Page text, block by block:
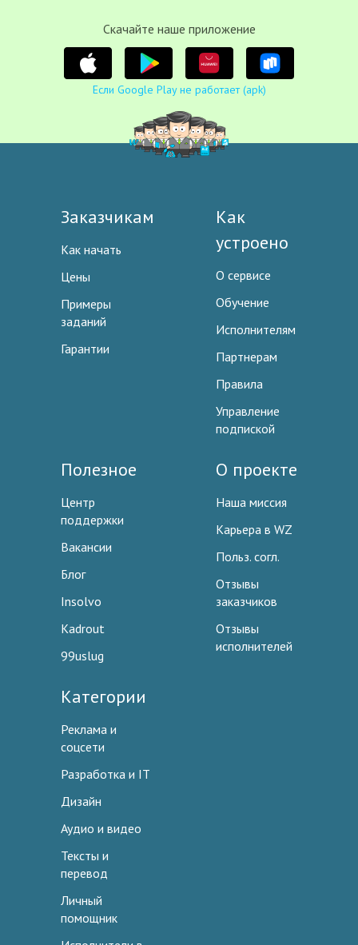
Cкачайте наше приложение
Если Google Play не работает (apk)
Заказчикам
Как начать
Цены
Примеры
заданий
Гарантии
Как
устроено
О сервисе
Обучение
Исполнителям
Партнерам
Правила
Управление
подпиской
Полезное
Центр
поддержки
Вакансии
Блог
Insolvo
Kadrout
99uslug
О проекте
Наша миссия
Карьера в WZ
Польз. согл.
Отзывы
заказчиков
Отзывы
исполнителей
Категории
Реклама и
соцсети
Разработка и IT
Дизайн
Аудио и видео
Тексты и
перевод
Личный
помощник